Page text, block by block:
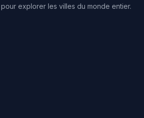
explorer les villes du monde entier.